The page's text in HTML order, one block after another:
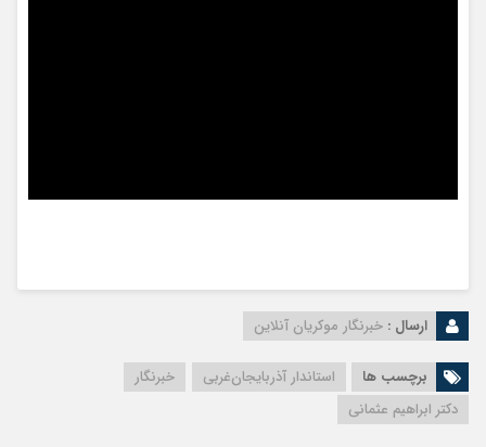
ارسال : خبرنگار موکریان آنلاین
برچسب ها استاندار آذربایجان‌غربی
خبرنگار
دکتر ابراهیم عثمانی